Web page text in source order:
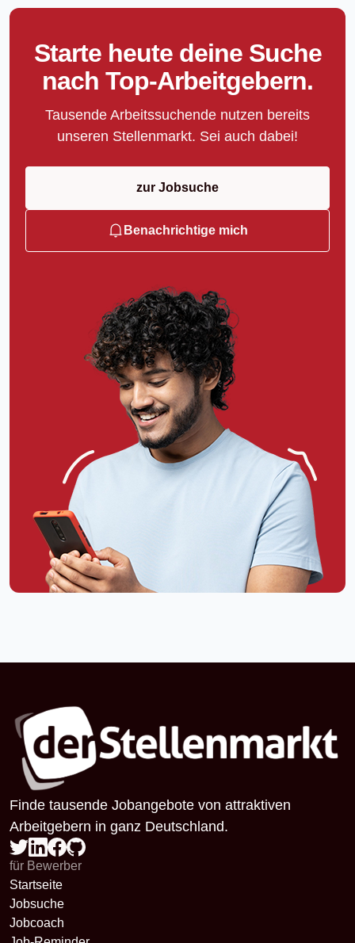
Starte heute deine Suche
nach Top-Arbeitgebern.
Tausende Arbeitssuchende nutzen bereits
unseren Stellenmarkt. Sei auch dabei!
zur Jobsuche
Benachrichtige mich
Finde tausende Jobangebote von attraktiven
Arbeitgebern in ganz Deutschland.
für Bewerber
Startseite
Jobsuche
Jobcoach